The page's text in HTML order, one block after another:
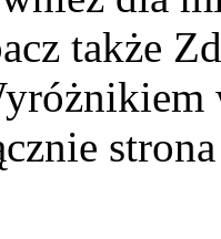
także